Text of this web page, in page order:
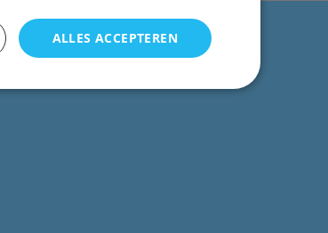
ALLES ACCEPTEREN